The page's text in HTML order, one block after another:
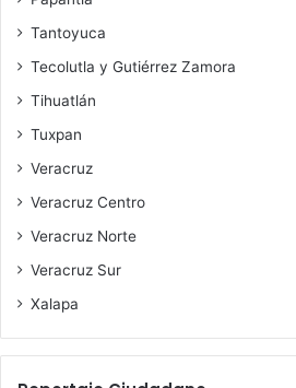
Tantoyuca
Tecolutla y Gutiérrez Zamora
Tihuatlán
Tuxpan
Veracruz
Veracruz Centro
Veracruz Norte
Veracruz Sur
Xalapa